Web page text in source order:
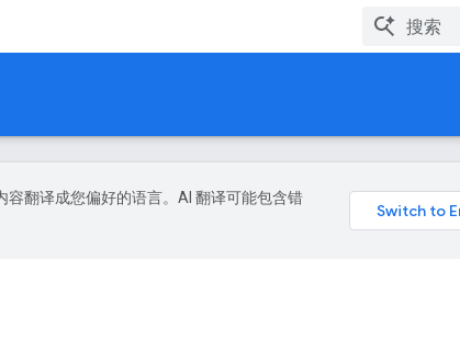
容翻译成您偏好的语言。AI 翻译可能包含错